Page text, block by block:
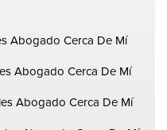
Abogado Cerca De Mí
Abogado Cerca De Mí
Abogado Cerca De Mí